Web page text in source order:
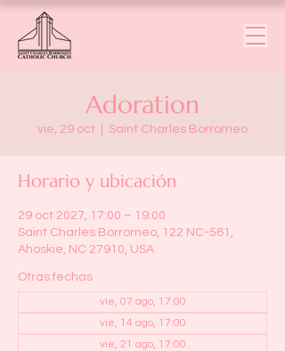
Adoration
vie, 29 oct Saint Charles Borromeo
Horario y ubicación
29 oct 2027, 17:00 – 19:00
Saint Charles Borromeo, 122 NC-561,
Ahoskie, NC 27910, USA
Otras fechas
vie, 07 ago, 17:00
vie, 14 ago, 17:00
vie, 21 ago, 17:00